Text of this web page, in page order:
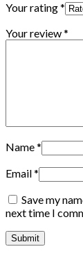
Your rating*
Your review*
Name*
Email*
Save my
next time I